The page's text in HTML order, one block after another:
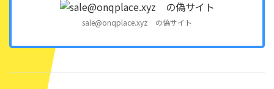
sale@onqplace.xyz の偽サイト